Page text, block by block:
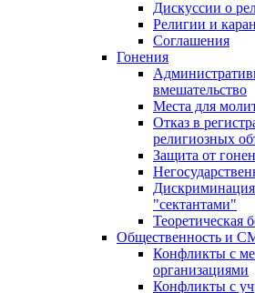
Дискуссии о
Религии и
Соглашения
Гонения
вмешательство
Места для
Отказ в
религиозных
Защита от
"сектантами"
Теоретическая
Общественность и
Конфликты с
организациями
Конфликты с